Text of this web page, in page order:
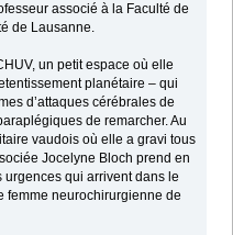
associé à la Faculté de
de Lausanne.
un petit espace où elle
planétaire – qui
d’attaques cérébrales de
de remarcher. Au
vaudois où elle a gravi tous
Jocelyne Bloch prend en
qui arrivent dans le
femme neurochirurgienne de